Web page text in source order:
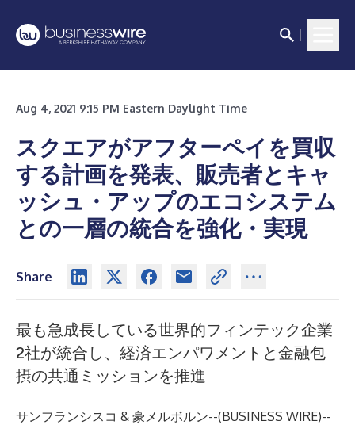
Aug 4, 2021 9:15 PM Eastern Daylight Time
スクエアがアフターペイを買収
する計画を発表、販売者とキャ
ッシュ・アップのエコシステム
との一層の統合を強化・実現
Share
最も急成長している世界的フィンテック企業
2社が統合し、経済エンパワメントと金融包
摂の共通ミッションを推進
サンフランシスコ & 豪メルボルン--(BUSINESS WIRE)--